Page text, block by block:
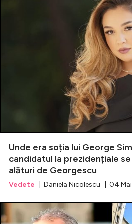
Unde era soția lui George
candidatul la prezidențiale
alături de Georgescu
Vedete | Daniela Nicolescu | 04 Mai